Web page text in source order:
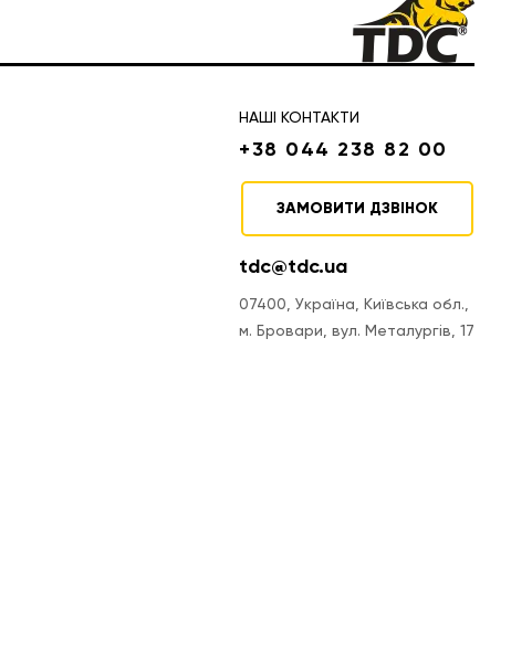
НАШІ КОНТАКТИ
+38 044 238 82 00
ЗАМОВИТИ ДЗВІНОК
tdc@tdc.ua
07400, Україна, Київська обл.,
м. Бровари, вул. Металургів, 17